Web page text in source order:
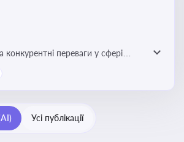
переваги у сфері
Використання новітніх
Усі публікації